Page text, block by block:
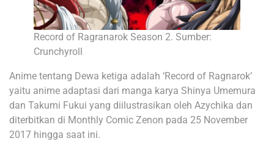
Record of Ragranarok Season 2. Sumber:
Crunchyroll
Anime tentang Dewa ketiga adalah ‘Record of Ragnarok’
yaitu anime adaptasi dari manga karya Shinya Umemura
dan Takumi Fukui yang diilustrasikan oleh Azychika dan
diterbitkan di Monthly Comic Zenon pada 25 November
2017 hingga saat ini.